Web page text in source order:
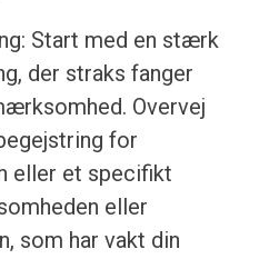
Start med en stærk
der straks fanger
Overvej
for
eller et specifikt
eller
som har vakt din